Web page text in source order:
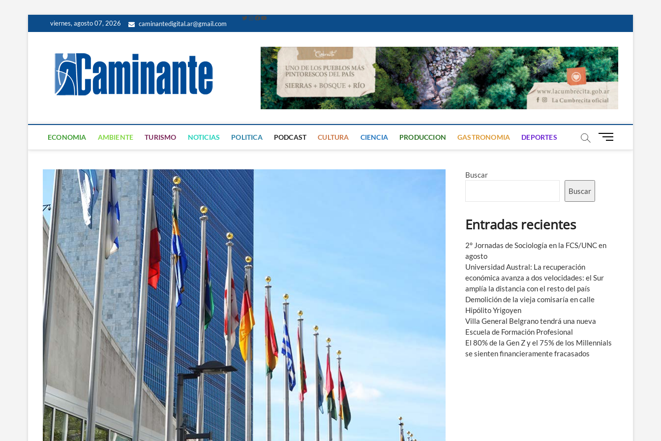
viernes, agosto 07, 2026 caminantedigital.ar@gmail.com
Caminante Digital
PERIÓDICO DIGITAL DEL VALLE DE CALAMUCHITA
ECONOMIA AMBIENTE TURISMO NOTICIAS POLITICA PODCAST CULTURA CIENCIA PRODUCCION GASTRONOMIA DEPORTES
B
ú
Buscar
Buscar
Entradas recientes
2° Jornadas de Sociología en la FCS/UNC en
agosto
Universidad Austral: La recuperación
económica avanza a dos velocidades: el Sur
amplía la distancia con el resto del país
Demolición de la vieja comisaría en calle
Hipólito Yrigoyen
Villa General Belgrano tendrá una nueva
Escuela de Formación Profesional
El 80% de la Gen Z y el 75% de los Millennials
se sienten financieramente fracasados